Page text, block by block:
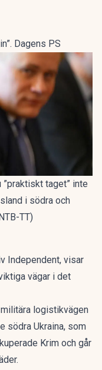
Dagens PS
taget” inte
i södra och
TT)
Independent, visar
vägar i det
logistikvägen
södra Ukraina, som
Krim och går